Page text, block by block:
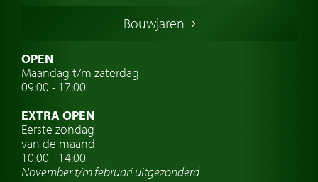
Zweedse oldtimers
Oldtimer verzekering
Oldtimer reizen
Oldtimerwerkplaats
Automerk horloges
Bouwjaren
OPEN
Maandag t/m zaterdag
09:00 - 17:00
EXTRA OPEN
Eerste zondag
van de maand
10:00 - 14:00
November t/m februariuitgezonderd